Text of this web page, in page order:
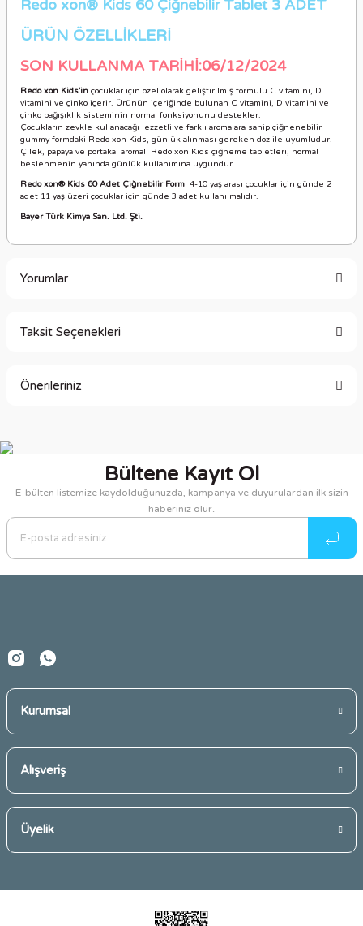
Redo xon® Kids 60 Çiğnebilir Tablet 3 ADET
ÜRÜN ÖZELLİKLERİ
SON KULLANMA TARİHİ:06/12/2024
Redo xon Kids'in çocuklar için özel olarak geliştirilmiş formülü C vitamini, D
vitamini ve çinko içerir. Ürünün içeriğinde bulunan C vitamini, D vitamini ve
çinko bağışıklık sisteminin normal fonksiyonunu destekler.
Çocukların zevkle kullanacağı lezzetli ve farklı aromalara sahip çiğnenebilir
gummy formdaki Redo xon Kids, günlük alınması gereken doz ile uyumludur.
Çilek, papaya ve portakal aromalı Redo xon Kids çiğneme tabletleri, normal
beslenmenin yanında günlük kullanımına uygundur.
Redo xon® Kids 60 Adet Çiğnebilir Form 4-10 yaş arası çocuklar için günde 2
adet 11 yaş üzeri çocuklar için günde 3 adet kullanılmalıdır.
Bayer Türk Kimya San. Ltd. Şti.
Yorumlar
Taksit Seçenekleri
Önerileriniz
Görüş ve önerileriniz için teşekkür ederiz.
Ürün resmi kalitesiz, bozuk veya görüntülenemiyor.
Ürün açıklamasında eksik bilgiler bulunuyor.
Ürün bilgilerinde hatalar bulunuyor.
Bültene Kayıt Ol
E-bülten listemize kaydolduğunuzda, kampanya ve duyurulardan ilk sizin
haberiniz olur.
Kurumsal
Alışveriş
Üyelik